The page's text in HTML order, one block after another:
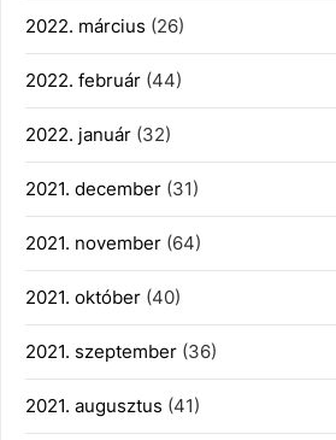
2022. március (26)
2022. február (44)
2022. január (32)
2021. december (31)
2021. november (64)
2021. október (40)
2021. szeptember (36)
2021. augusztus (41)